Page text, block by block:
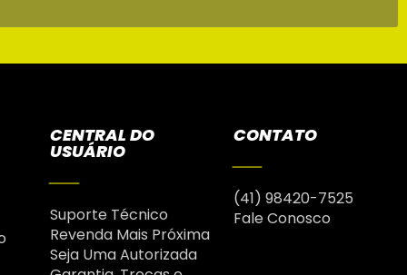
CENTRAL DO
USUÁRIO
Suporte Técnico
Revenda Mais Próxima
Seja Uma Autorizada
CONTATO
(41) 98420-7525
Fale Conosco